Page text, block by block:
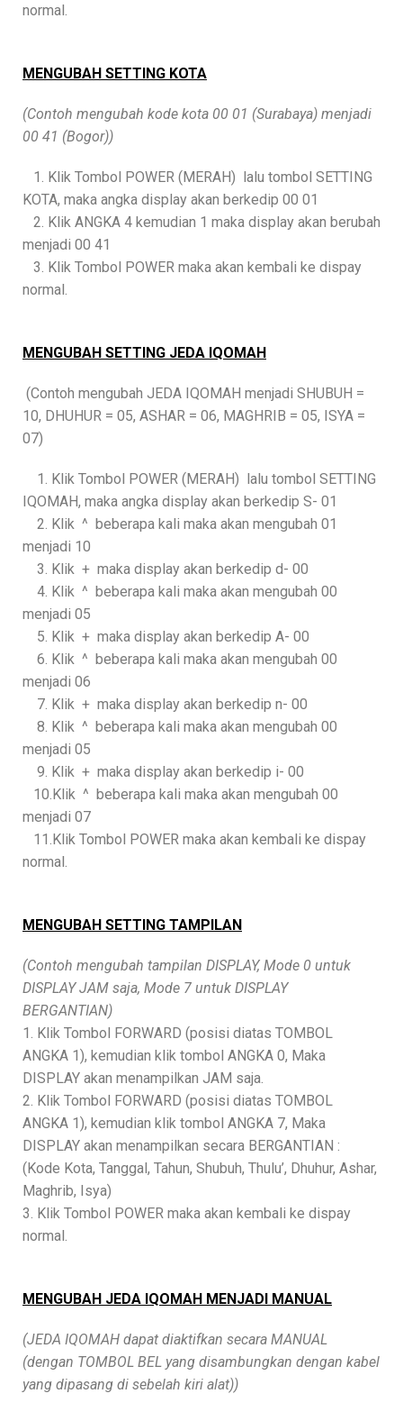
normal.
MENGUBAH SETTING KOTA
(Contoh mengubah kode kota 00 01 (Surabaya) menjadi
00 41 (Bogor))
1. Klik Tombol POWER (MERAH) lalu tombol SETTING
KOTA, maka angka display akan berkedip 00 01
2. Klik ANGKA 4 kemudian 1 maka display akan berubah
menjadi 00 41
3. Klik Tombol POWER maka akan kembali ke dispay
normal.
MENGUBAH SETTING JEDA IQOMAH
(Contoh mengubah JEDA IQOMAH menjadi SHUBUH =
10, DHUHUR = 05, ASHAR = 06, MAGHRIB = 05, ISYA =
07)
1. Klik Tombol POWER (MERAH) lalu tombol SETTING
IQOMAH, maka angka display akan berkedip S- 01
2. Klik ^ beberapa kali maka akan mengubah 01
menjadi 10
3. Klik + maka display akan berkedip d- 00
4. Klik ^ beberapa kali maka akan mengubah 00
menjadi 05
5. Klik + maka display akan berkedip A- 00
6. Klik ^ beberapa kali maka akan mengubah 00
menjadi 06
7. Klik + maka display akan berkedip n- 00
8. Klik ^ beberapa kali maka akan mengubah 00
menjadi 05
9. Klik + maka display akan berkedip i- 00
10.Klik ^ beberapa kali maka akan mengubah 00
menjadi 07
11.Klik Tombol POWER maka akan kembali ke dispay
normal.
MENGUBAH SETTING TAMPILAN
(Contoh mengubah tampilan DISPLAY, Mode 0 untuk
DISPLAY JAM saja, Mode 7 untuk DISPLAY
BERGANTIAN)
1. Klik Tombol FORWARD (posisi diatas TOMBOL
ANGKA 1), kemudian klik tombol ANGKA 0, Maka
DISPLAY akan menampilkan JAM saja.
2. Klik Tombol FORWARD (posisi diatas TOMBOL
ANGKA 1), kemudian klik tombol ANGKA 7, Maka
DISPLAY akan menampilkan secara BERGANTIAN :
(Kode Kota, Tanggal, Tahun, Shubuh, Thulu’, Dhuhur, Ashar,
Maghrib, Isya)
3. Klik Tombol POWER maka akan kembali ke dispay
normal.
MENGUBAH JEDA IQOMAH MENJADI MANUAL
(JEDA IQOMAH dapat diaktifkan secara MANUAL
(dengan TOMBOL BEL yang disambungkan dengan kabel
yang dipasang di sebelah kiri alat))